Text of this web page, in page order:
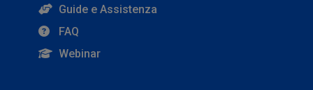
Guide e Assistenza
FAQ
Webinar